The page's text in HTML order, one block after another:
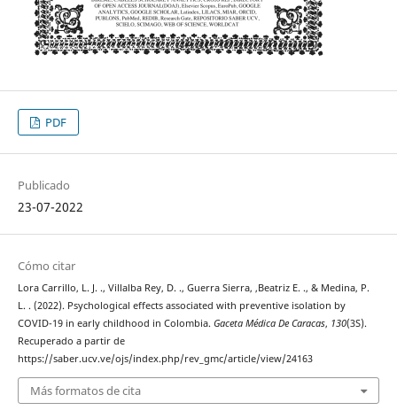
PDF
Publicado
23-07-2022
Cómo citar
Lora Carrillo, L. J. ., Villalba Rey, D. ., Guerra Sierra, ,Beatriz E. ., & Medina, P.
L. . (2022). Psychological effects associated with preventive isolation by
COVID-19 in early childhood in Colombia. Gaceta Médica De Caracas, 130(3S).
Recuperado a partir de
https://saber.ucv.ve/ojs/index.php/rev_gmc/article/view/24163
Más formatos de cita